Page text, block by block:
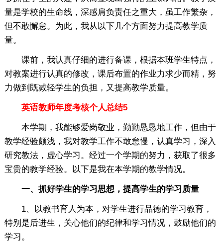
量是学校的生命线，深感肩负责任之重大，虽工作繁杂，
但不敢懈怠。为此，我从以下几个方面努力提高教学质
量。
课前，我认真仔细的进行备课，根据本班学生特点，
对教案进行认真的修改，课后布置的作业力求少而精，努
力做到既减轻学生的负担，又提高教学质量。
英语教师年度考核个人总结5
本学期，我能够爱岗敬业，勤勤恳恳地工作，但由于
教学经验颇浅，我对教学工作不敢怠慢，认真学习，深入
研究教法，虚心学习。经过一个学期的努力，获取了很多
宝贵的教学经验。以下是我在本学期的教学情况。
一、抓好学生的学习思想，提高学生的学习质量
1、以教书育人为本，对学生进行品德的学习教育，
特别是后进生，关心他们的纪律和学习情况，鼓励他们的
学习。